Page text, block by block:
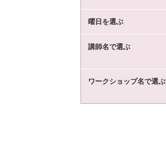
曜日を選ぶ
講師名で選ぶ
ワークショップ名で選ぶ